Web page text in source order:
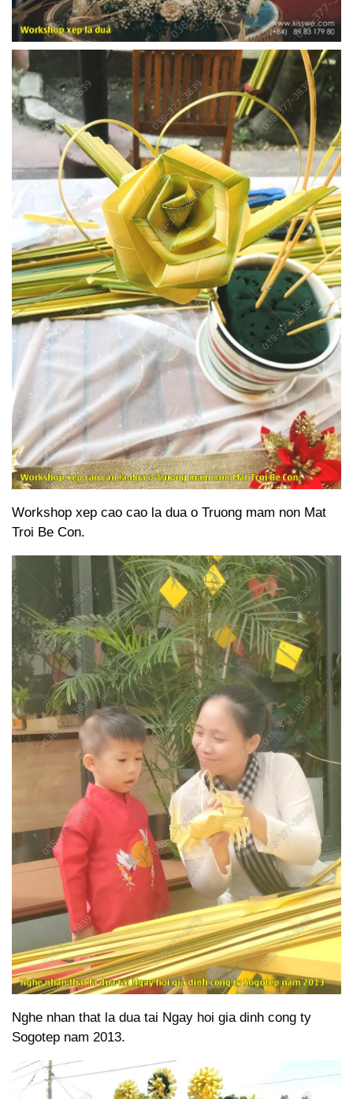
Workshop xep cao cao la dua o Truong mam non Mat
Troi Be Con.
Nghe nhan that la dua tai Ngay hoi gia dinh cong ty
Sogotep nam 2013.